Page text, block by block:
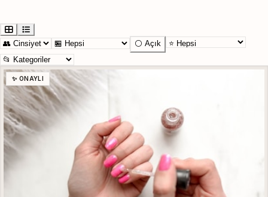
⚪ Açık
✨ ONAYLI